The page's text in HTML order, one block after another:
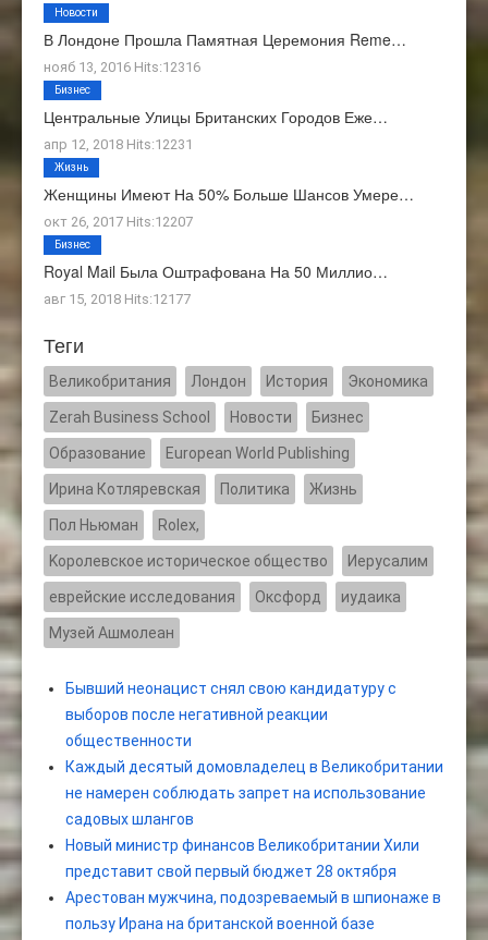
В Лондоне Прошла Памятная Церемония Reme…
нояб 13, 2016 Hits:12316
Новости
Центральные Улицы Британских Городов Еже…
апр 12, 2018 Hits:12231
Бизнес
Женщины Имеют На 50% Больше Шансов Умере…
окт 26, 2017 Hits:12207
Жизнь
Royal Mail Была Оштрафована На 50 Миллио…
авг 15, 2018 Hits:12177
Бизнес
Теги
Великобритания Лондон История Экономика
Zerah Business School Новости Бизнес
Образование European World Publishing
Ирина Котляревская Политика Жизнь
Пол Ньюман Rolex,
Kоролевское историческое общество Иерусалим
еврейские исследования Оксфорд иудаика
Музей Ашмолеан
Бывший неонацист снял свою кандидатуру с
выборов после негативной реакции
общественности
Каждый десятый домовладелец в Великобритании
не намерен соблюдать запрет на использование
садовых шлангов
Новый министр финансов Великобритании Хили
представит свой первый бюджет 28 октября
Арестован мужчина, подозреваемый в шпионаже в
пользу Ирана на британской военной базе